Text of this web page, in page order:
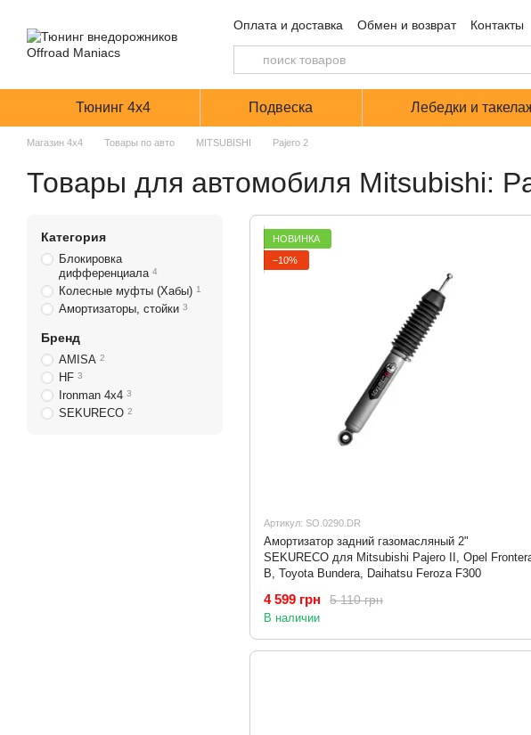
Оплата и доставка Обмен и возврат Контакты
Тюнинг 4х4 Подвеска Лебедки и
Магазин 4х4 Товары по авто MITSUBISHI Pajero 2
Товары для автомобиля Mitsubishi:
НОВИНКА
−10%
Артикул: SO.0290.DR
Амортизатор задний газомасляный 2"
SEKURECO для Mitsubishi Pajero II, Opel
B, Toyota Bundera, Daihatsu Feroza F300
5 110 грн
4 599 грн
В наличии
Категория
Блокировка
дифференциала 4
Колесные муфты (Хабы) 1
Амортизаторы, стойки 3
Бренд
AMISA 2
HF 3
Ironman 4х4 3
SEKURECO 2